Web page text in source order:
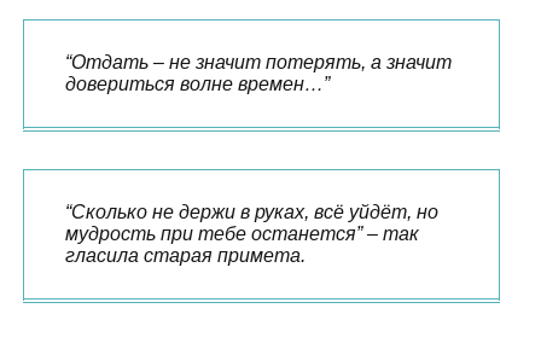
“Отдать – не значит потерять, а значит
довериться волне времен…”
“Сколько не держи в руках, всё уйдёт, но
мудрость при тебе останется” – так
гласила старая примета.